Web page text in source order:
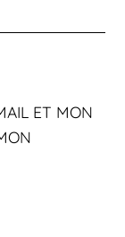
ET MON